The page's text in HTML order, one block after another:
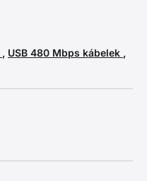
, USB 480 Mbps kábelek ,